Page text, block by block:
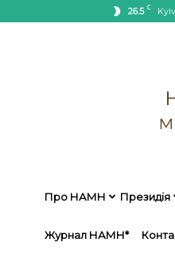
26.5 C Kyiv
Про НАМН Президія
Журнал НАМН*